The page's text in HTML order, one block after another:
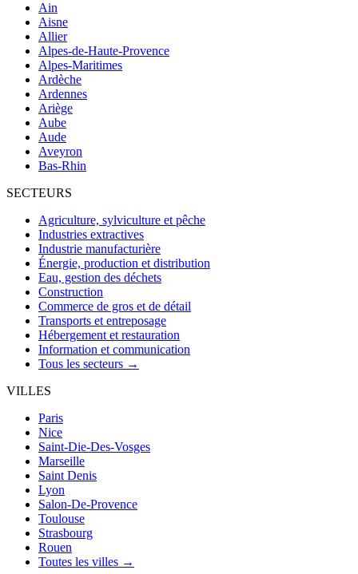
Ain
Aisne
Allier
Alpes-de-Haute-Provence
Alpes-Maritimes
Ardèche
Ardennes
Ariège
Aube
Aude
Aveyron
Bas-Rhin
SECTEURS
Agriculture, sylviculture et pêche
Industries extractives
Industrie manufacturière
Énergie, production et distribution
Eau, gestion des déchets
Construction
Commerce de gros et de détail
Transports et entreposage
Hébergement et restauration
Information et communication
Tous les secteurs →
VILLES
Paris
Nice
Saint-Die-Des-Vosges
Marseille
Saint Denis
Lyon
Salon-De-Provence
Toulouse
Strasbourg
Rouen
Toutes les villes →